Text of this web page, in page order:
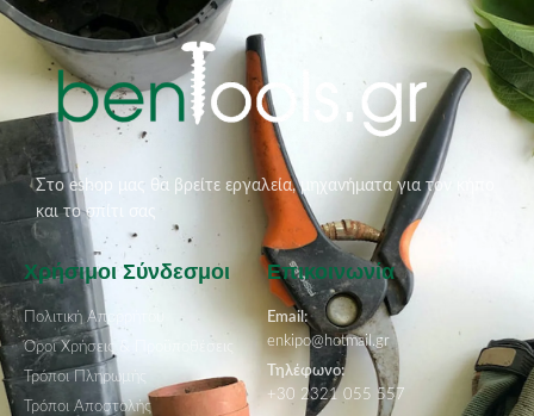
Στο eshop μας θα βρείτε εργαλεία, μηχανήματα για τον κήπο
και το σπίτι σας
Χρήσιμοι Σύνδεσμοι
Πολιτική Απορρήτου
Όροι Χρήσεις & Προϋποθέσεις
Τρόποι Πληρωμής
Τρόποι Αποστολής
Επικοινωνία
Email:
enkipo@hotmail.gr
Τηλέφωνο:
+30 2321 055 557